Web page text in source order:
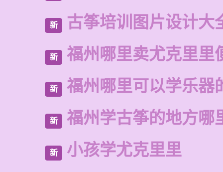
新 古筝培训图片设计大
新 福州哪里卖尤克里里
新 福州哪里可以学乐器
新 福州学古筝的地方哪
新 小孩学尤克里里